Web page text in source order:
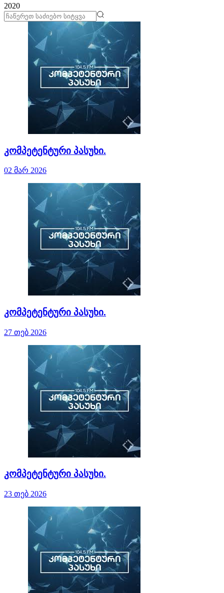
2020
კომპეტენტური პასუხი.
02 მარ 2026
კომპეტენტური პასუხი.
27 თებ 2026
კომპეტენტური პასუხი.
23 თებ 2026